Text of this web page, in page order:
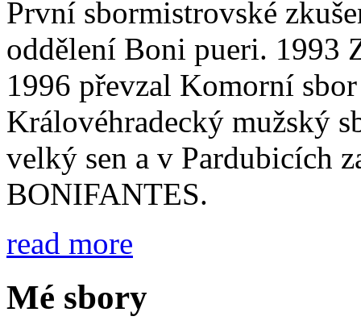
První sbormistrovské
oddělení Boni pueri. 1993
1996 převzal Komorní
Královéhradecký mužský
velký sen a v Pardubicích
BONIFANTES.
read more
Mé sbory